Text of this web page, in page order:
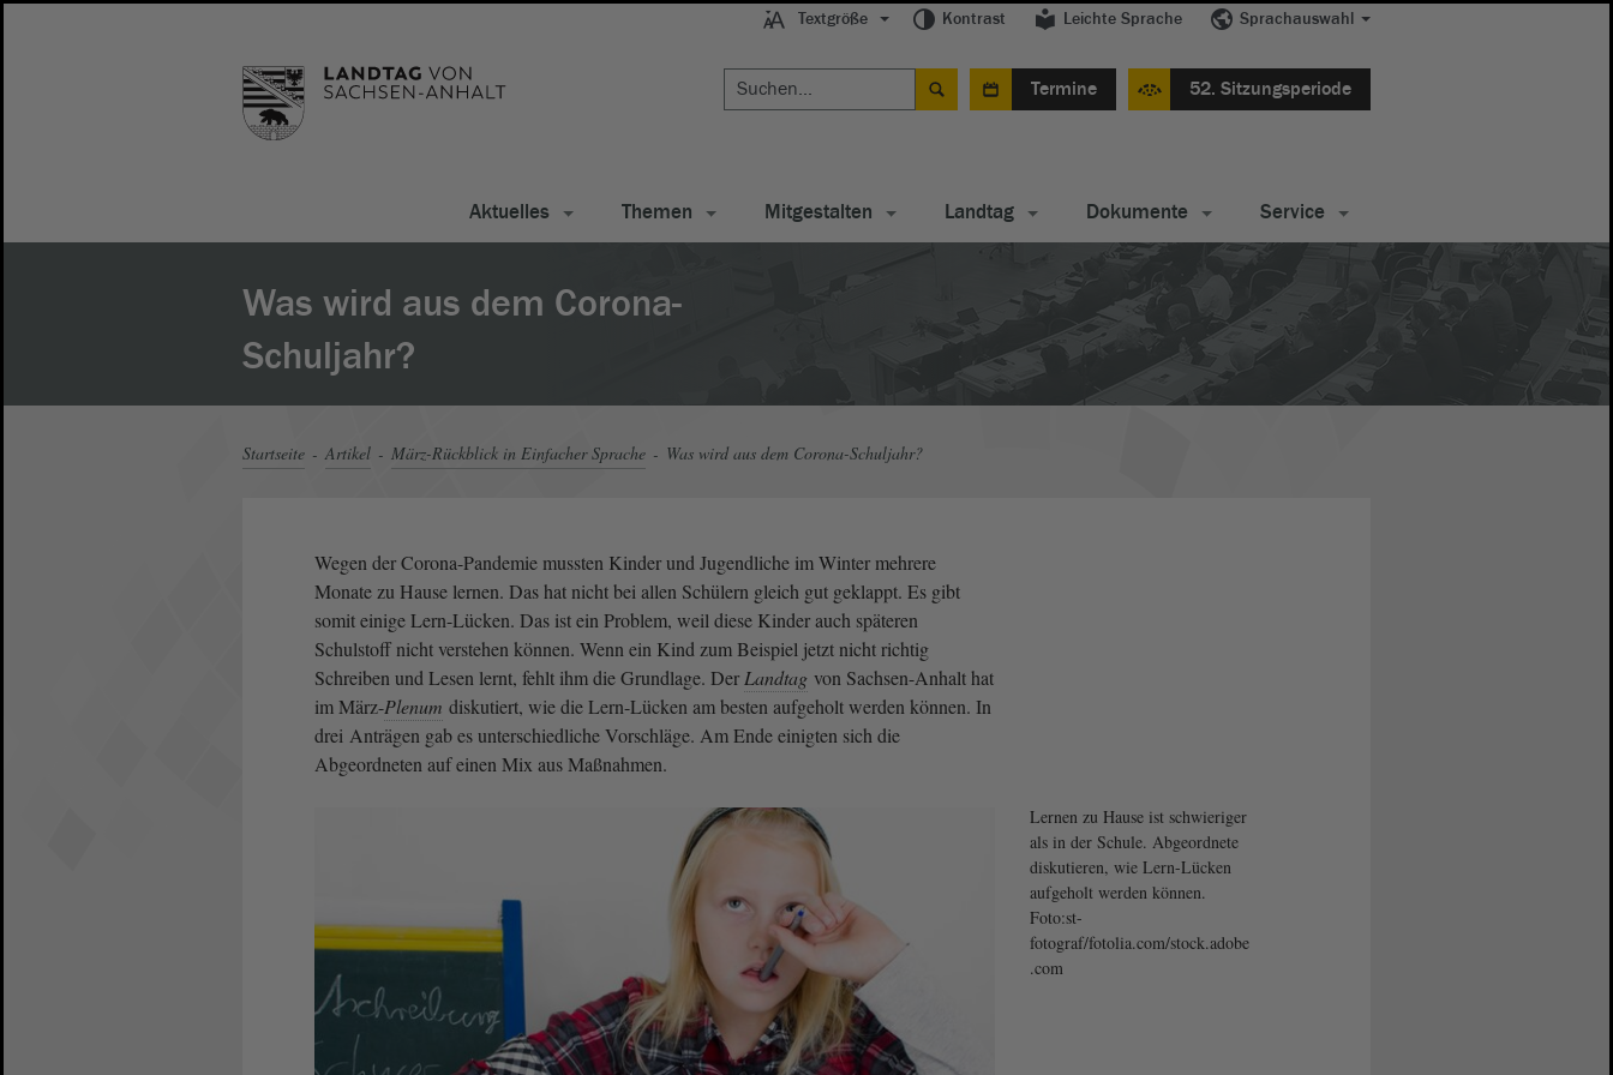
Textgröße Kontrast Leichte Sprache Sprachauswahl
Termine 52. Sitzungsperiode
Aktuelles Themen Mitgestalten Landtag Dokumente Service
Was wird aus dem Corona-
Schuljahr?
Startseite Artikel März-Rückblick in Einfacher Sprache Was wird aus dem Corona-Schuljahr?
Wegen der Corona-Pandemie mussten Kinder und Jugendliche im Winter mehrere
Monate zu Hause lernen. Das hat nicht bei allen Schülern gleich gut geklappt. Es gibt
somit einige Lern-Lücken. Das ist ein Problem, weil diese Kinder auch späteren
Schulstoff nicht verstehen können. Wenn ein Kind zum Beispiel jetzt nicht richtig
Schreiben und Lesen lernt, fehlt ihm die Grundlage. Der Landtag von Sachsen-Anhalt hat
im März-Plenum diskutiert, wie die Lern-Lücken am besten aufgeholt werden können. In
drei Anträgen gab es unterschiedliche Vorschläge. Am Ende einigten sich die
Abgeordneten auf einen Mix aus Maßnahmen.
Lernen zu Hause ist schwieriger
als in der Schule. Abgeordnete
diskutieren, wie Lern-Lücken
aufgeholt werden können.
Foto:st-
fotograf/fotolia.com/stock.adobe
.com